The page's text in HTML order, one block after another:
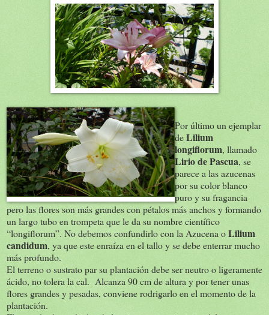
Por último un ejemplar
deLilium
longiflorum, llamado
Lirio de Pascua, se
parece a las azucenas
por su color blanco
puro y su fragancia
pero las flores son más grandes con pétalos más anchos y formando
un largo tubo en trompeta que le da su nombre científico
“longiflorum”. No debemos confundirlo con la Azucena oLilium
candidum, ya que este enraíza en el tallo y se debe enterrar mucho
más profundo.
El terreno o sustrato par su plantación debe ser neutro o ligeramente
ácido, no tolera la cal. Alcanza 90 cm de altura y por tener unas
flores grandes y pesadas, conviene rodrigarlo en el momento de la
plantación.